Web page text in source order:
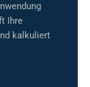
Ihre
kalkuliert